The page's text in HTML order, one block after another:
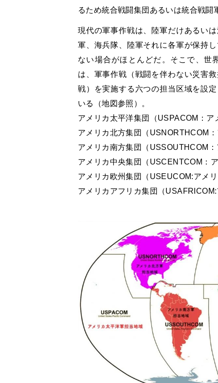
るため統合戦闘集団あるいは統合戦闘
現代の軍事作戦は、陸軍だけあるい
軍、海兵隊、陸軍それに各軍が保持
ない場合がほとんどだ。そこで、世
は、軍事作戦（戦闘を伴わない災害
戦）を実施する六つの担当区域を設
いる（地図参照）。
アメリカ太平洋集団（USPACOM：ア
アメリカ北方集団（USNORTHCOM
アメリカ南方集団（USSOUTHCOM
アメリカ中央集団（USCENTCOM：
アメリカ欧州集団（USEUCOM:アメ
アメリカアフリカ集団（